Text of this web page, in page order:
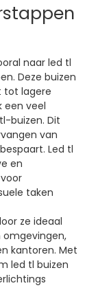
naar led tl
Deze buizen
tot lagere
een veel
buizen. Dit
van
Led tl
en
taken
ze ideaal
omgevingen,
kantoren. Met
led tl buizen